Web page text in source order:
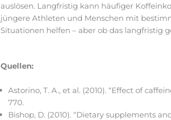
auslösen. Langfristig kann häufiger
jüngere Athleten und Menschen mit
Situationen helfen – aber ob das langfristig
Quellen:
Astorino, T. A., et al. (2010). “Effect of
770.
Bishop, D. (2010). “Dietary supplements